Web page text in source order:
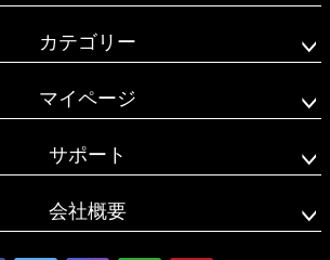
カテゴリー
マイページ
サポート
会社概要